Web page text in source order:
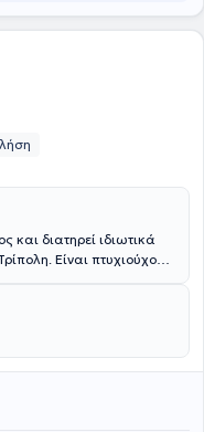
και διατηρεί ιδιωτικά
Είναι πτυχιούχος
Παθολογική Κλινική
ειδικεύτηκε στην
Γενικού Νοσοκομείου
Ογκολογία, στην
Θεραπευτικής
"Αλεξάνδρα". Επιπλέον,